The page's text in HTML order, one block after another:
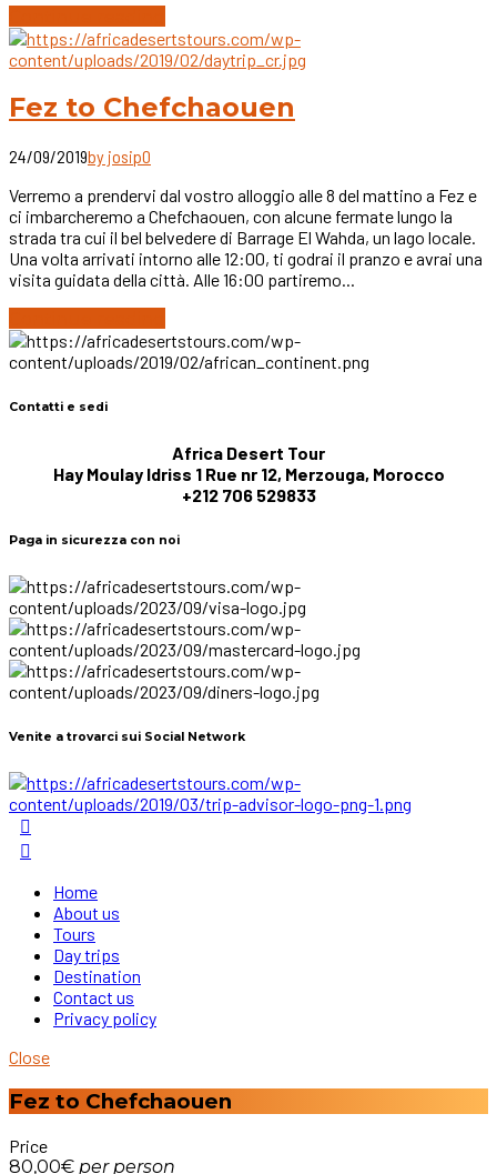
Fez to Chefchaouen
24/09/2019by josip0
Verremo a prendervi dal vostro alloggio alle 8 del mattino a Fez e
ci imbarcheremo a Chefchaouen, con alcune fermate lungo la
strada tra cui il bel belvedere di Barrage El Wahda, un lago locale.
Una volta arrivati intorno alle 12:00, ti godrai il pranzo e avrai una
visita guidata della città. Alle 16:00 partiremo...
Contatti e sedi
Africa Desert Tour
Hay Moulay Idriss 1 Rue nr 12, Merzouga, Morocco
+212 706 529833
Paga in sicurezza con noi
Venite a trovarci sui Social Network
Home
About us
Tours
Day trips
Destination
Contact us
Privacy policy
Close
Fez to Chefchaouen
Price
80,00€ per person